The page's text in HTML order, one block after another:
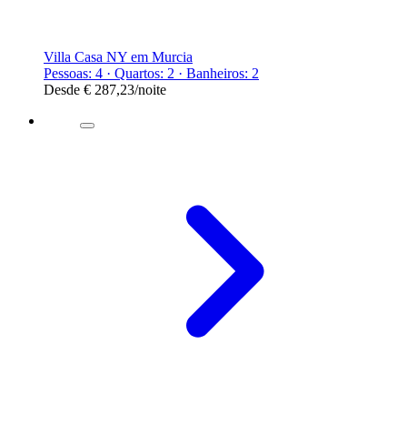
Villa Casa NY em Murcia
Pessoas: 4 · Quartos: 2 · Banheiros: 2
Desde € 287,23/noite